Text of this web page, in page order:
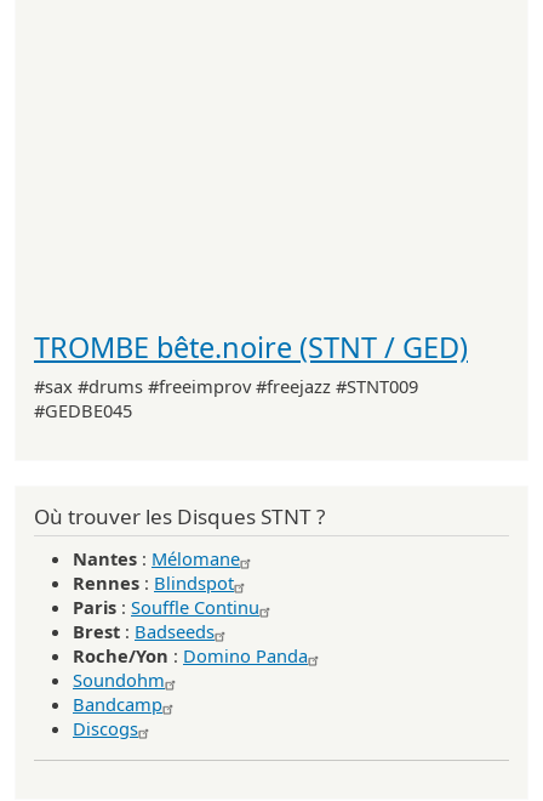
TROMBE bête.noire (STNT / GED)
#sax #drums #freeimprov #freejazz #STNT009
#GEDBE045
Où trouver les Disques STNT ?
Nantes : Mélomane
Rennes : Blindspot
Paris : Souffle Continu
Brest : Badseeds
Roche/Yon : Domino Panda
Soundohm
Bandcamp
Discogs